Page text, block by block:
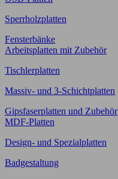
Sperrholzplatten
Fensterbänke
Arbeitsplatten mit Zubehör
Tischlerplatten
Massiv- und 3-Schichtplatten
Gipsfaserplatten und Zubehör
MDF-Platten
Design- und Spezialplatten
Badgestaltung